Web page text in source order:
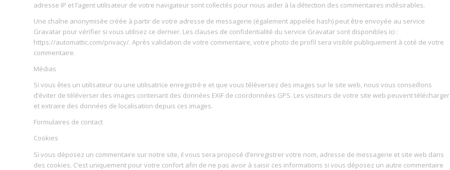
adresse IP et l’agent utilisateur de votre navigateur sont collectés pour nous aider à la détection des commentaires indésirables.
Une chaîne anonymisée créée à partir de votre adresse de messagerie (également appelée hash) peut être envoyée au service
Gravatar pour vérifier si vous utilisez ce dernier. Les clauses de confidentialité du service Gravatar sont disponibles ici :
https://automattic.com/privacy/. Après validation de votre commentaire, votre photo de profil sera visible publiquement à coté de votre
commentaire.
Médias
Si vous êtes un utilisateur ou une utilisatrice enregistré·e et que vous téléversez des images sur le site web, nous vous conseillons
d’éviter de téléverser des images contenant des données EXIF de coordonnées GPS. Les visiteurs de votre site web peuvent télécharger
et extraire des données de localisation depuis ces images.
Formulaires de contact
Cookies
Si vous déposez un commentaire sur notre site, il vous sera proposé d’enregistrer votre nom, adresse de messagerie et site web dans
des cookies. C’est uniquement pour votre confort afin de ne pas avoir à saisir ces informations si vous déposez un autre commentaire